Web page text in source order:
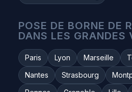
POSE DE BORNE DE
DANS LES GRANDES
Paris Lyon Marseille
Nantes
Strasbourg